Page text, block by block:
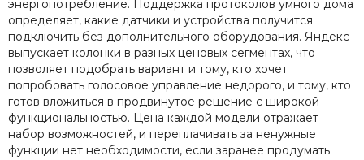
энергопотребление. Поддержка протоколов умного дома
определяет, какие датчики и устройства получится
подключить без дополнительного оборудования. Яндекс
выпускает колонки в разных ценовых сегментах, что
позволяет подобрать вариант и тому, кто хочет
попробовать голосовое управление недорого, и тому, кто
готов вложиться в продвинутое решение с широкой
функциональностью. Цена каждой модели отражает
набор возможностей, и переплачивать за ненужные
функции нет необходимости, если заранее продумать